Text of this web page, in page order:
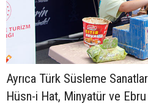
Ayrıca Türk Süsleme
Hüsn-i Hat, Minyatür ve Ebru